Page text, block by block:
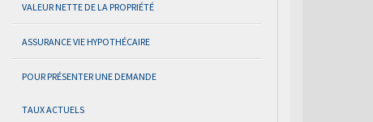
VALEUR NETTE DE LA PROPRIÉTÉ
ASSURANCE VIE HYPOTHÉCAIRE
POUR PRÉSENTER UNE DEMANDE
TAUX ACTUELS